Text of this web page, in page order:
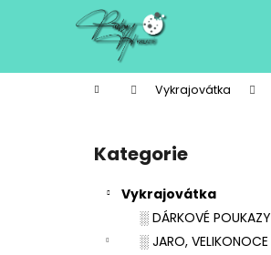
Domů Vykrajovátka
Přeskočit
kategorie
Kategorie
Vykrajovátka
░ DÁRKOVÉ POUKAZY
░ JARO, VELIKONOCE
í
Zpět
do
Zpět
do